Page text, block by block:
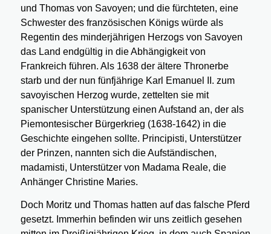
und Thomas von Savoyen; und die fürchteten, eine
Schwester des französischen Königs würde als
Regentin des minderjährigen Herzogs von Savoyen
das Land endgültig in die Abhängigkeit von
Frankreich führen. Als 1638 der ältere Thronerbe
starb und der nun fünfjährige Karl Emanuel II. zum
savoyischen Herzog wurde, zettelten sie mit
spanischer Unterstützung einen Aufstand an, der als
Piemontesischer Bürgerkrieg (1638-1642) in die
Geschichte eingehen sollte. Principisti, Unterstützer
der Prinzen, nannten sich die Aufständischen,
madamisti, Unterstützer von Madama Reale, die
Anhänger Christine Maries.
Doch Moritz und Thomas hatten auf das falsche Pferd
gesetzt. Immerhin befinden wir uns zeitlich gesehen